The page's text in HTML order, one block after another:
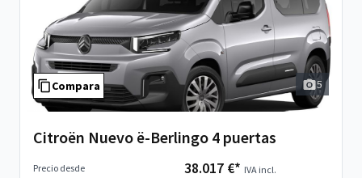
Compara 5
Citroën Nuevo ë-Berlingo 4 puertas
Precio desde 38.017 €* IVA incl.